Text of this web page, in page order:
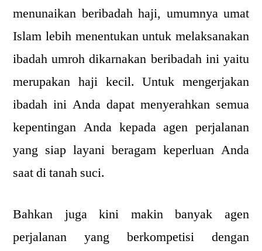
menunaikan beribadah haji, umumnya umat
Islam lebih menentukan untuk melaksanakan
ibadah umroh dikarnakan beribadah ini yaitu
merupakan haji kecil. Untuk mengerjakan
ibadah ini Anda dapat menyerahkan semua
kepentingan Anda kepada agen perjalanan
yang siap layani beragam keperluan Anda
saat di tanah suci.
Bahkan juga kini makin banyak agen
perjalanan yang berkompetisi dengan